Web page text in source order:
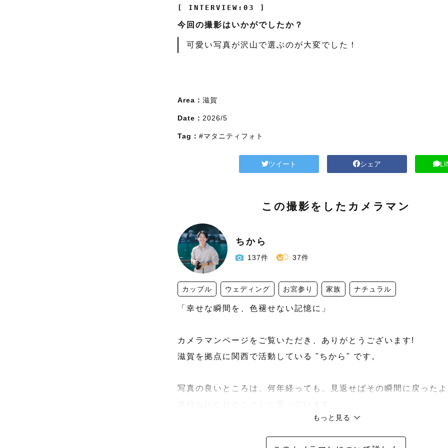
[ INTERVIEW:03 ]
今回の撮影はいかがでしたか？
可愛い写真が沢山で選ぶのが大変でした！
Area： 滋賀
Date： 2026/5
Tag： #マタニティフォト
ツイート シェア
この撮影をしたカメラマン
ちから
137件 37件
カップル ウェディング お宮参り 家族 ナチュラル
「幸せな瞬間を、色褪せない記憶に」
カメラマンページをご覧いただき、ありがとうございます!
滋賀を拠点に関西で活動している "ちから" です。
写真の良いところは、何年経っても、見返せばその瞬間に戻った
その日に感じた「楽しい」「幸せだな」という気持ちごと写真に
あとから見返したときに、その日の空気や情景まで思い出しても
もっと見る